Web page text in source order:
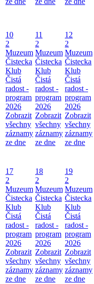
10
2
Muzeum
Čistecka
Klub
Čistá
radost -
program
2026
Zobrazit
všechny
záznamy
ze dne
11
2
Muzeum
Čistecka
Klub
Čistá
radost -
program
2026
Zobrazit
všechny
záznamy
ze dne
12
2
Muzeum
Čistecka
Klub
Čistá
radost -
program
2026
Zobrazit
všechny
záznamy
ze dne
17
2
Muzeum
Čistecka
Klub
Čistá
radost -
program
2026
Zobrazit
všechny
záznamy
ze dne
18
2
Muzeum
Čistecka
Klub
Čistá
radost -
program
2026
Zobrazit
všechny
záznamy
ze dne
19
2
Muzeum
Čistecka
Klub
Čistá
radost -
program
2026
Zobrazit
všechny
záznamy
ze dne